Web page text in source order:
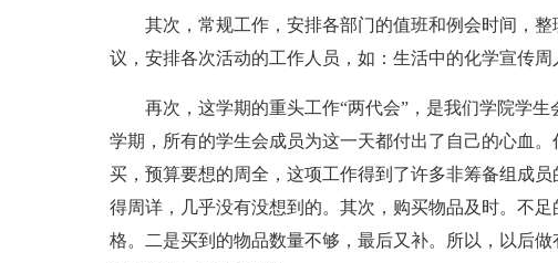
其次，常规工作，安排各部门的值班和例会时间，
议，安排各次活动的工作人员，如：生活中的化学宣传
再次，这学期的重头工作“两代会”，是我们学院学
学期，所有的学生会成员为这一天都付出了自己的心血
买，预算要想的周全，这项工作得到了许多非筹备组成
得周详，几乎没有没想到的。其次，购买物品及时。不
格。二是买到的物品数量不够，最后又补。所以，以后